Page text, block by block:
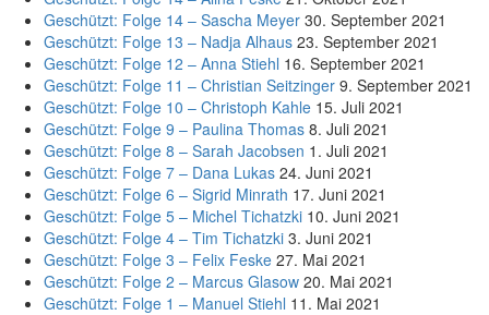
Geschützt: Folge 14 – Sascha Meyer 30. September 2021
Geschützt: Folge 13 – Nadja Alhaus 23. September 2021
Geschützt: Folge 12 – Anna Stiehl 16. September 2021
Geschützt: Folge 11 – Christian Seitzinger 9. September 2021
Geschützt: Folge 10 – Christoph Kahle 15. Juli 2021
Geschützt: Folge 9 – Paulina Thomas 8. Juli 2021
Geschützt: Folge 8 – Sarah Jacobsen 1. Juli 2021
Geschützt: Folge 7 – Dana Lukas 24. Juni 2021
Geschützt: Folge 6 – Sigrid Minrath 17. Juni 2021
Geschützt: Folge 5 – Michel Tichatzki 10. Juni 2021
Geschützt: Folge 4 – Tim Tichatzki 3. Juni 2021
Geschützt: Folge 3 – Felix Feske 27. Mai 2021
Geschützt: Folge 2 – Marcus Glasow 20. Mai 2021
Geschützt: Folge 1 – Manuel Stiehl 11. Mai 2021